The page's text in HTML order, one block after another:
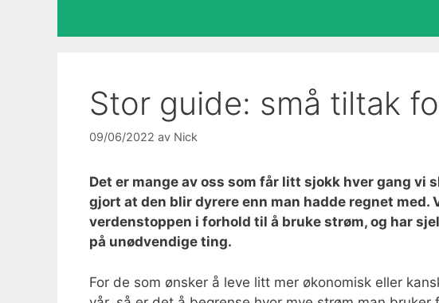
Stor guide: små tiltak
09/06/2022 av Nick
Det er mange av oss som får litt sjokk hver gang vi
gjort at den blir dyrere enn man hadde regnet med.
verdenstoppen i forhold til å bruke strøm, og har
på unødvendige ting.
For de som ønsker å leve litt mer økonomisk eller